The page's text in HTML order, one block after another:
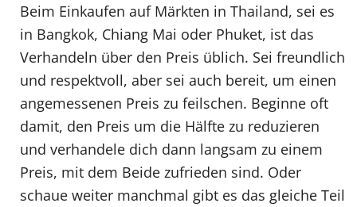
Beim Einkaufen auf Märkten in Thailand, sei es
in Bangkok, Chiang Mai oder Phuket, ist das
Verhandeln über den Preis üblich. Sei freundlich
und respektvoll, aber sei auch bereit, um einen
angemessenen Preis zu feilschen. Beginne oft
damit, den Preis um die Hälfte zu reduzieren
und verhandele dich dann langsam zu einem
Preis, mit dem Beide zufrieden sind. Oder
schaue weiter manchmal gibt es das gleiche Teil